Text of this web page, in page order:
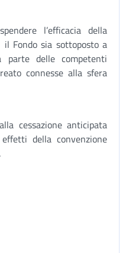
l’efficacia della
Fondo sia sottoposto a
parte delle competenti
connesse alla sfera
cessazione anticipata
della convenzione